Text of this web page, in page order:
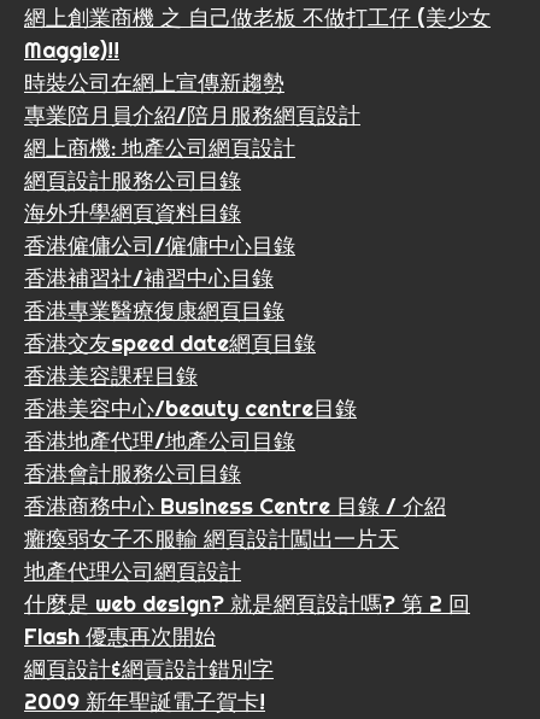
網上創業商機 之 自己做老板 不做打工仔 (美少女
Maggie)!!
時裝公司在網上宣傳新趨勢
專業陪月員介紹/陪月服務網頁設計
網上商機: 地產公司網頁設計
網頁設計服務公司目錄
海外升學網頁資料目錄
香港僱傭公司/僱傭中心目錄
香港補習社/補習中心目錄
香港專業醫療復康網頁目錄
香港交友speed date網頁目錄
香港美容課程目錄
香港美容中心/beauty centre目錄
香港地產代理/地產公司目錄
香港會計服務公司目錄
香港商務中心 Business Centre 目錄 / 介紹
癱瘓弱女子不服輸 網頁設計闖出一片天
地產代理公司網頁設計
什麼是 web design? 就是網頁設計嗎? 第 2 回
Flash 優惠再次開始
綱頁設計&網貢設計錯別字
2009 新年聖誕電子賀卡!